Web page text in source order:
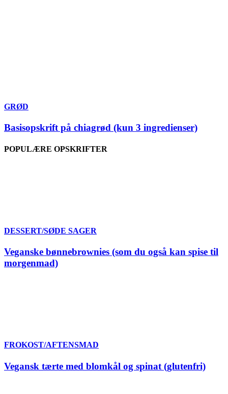
GRØD
Basisopskrift på chiagrød (kun 3 ingredienser)
POPULÆRE OPSKRIFTER
DESSERT/SØDE SAGER
Veganske bønnebrownies (som du også kan spise til
morgenmad)
FROKOST/AFTENSMAD
Vegansk tærte med blomkål og spinat (glutenfri)